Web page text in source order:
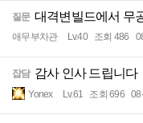
질문 대격변빌드에서 무
애무부차관 Lv.40 조회 486
잡담 감사 인사 드립니다
Yonex Lv.61 조회 696